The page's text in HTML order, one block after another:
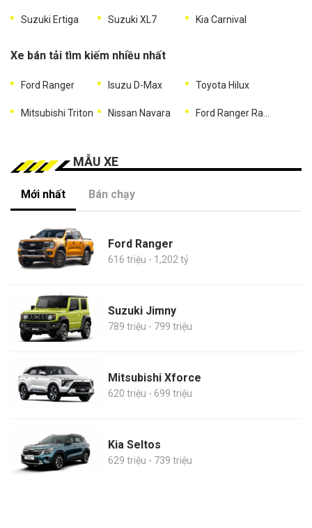
Suzuki Ertiga Suzuki XL7 Kia Carnival
Xe bán tải tìm kiếm nhiều nhất
Ford Ranger Isuzu D-Max Toyota Hilux
Mitsubishi Triton Nissan Navara
MẪU XE
Mới nhất Bán chạy
Ford Ranger
616 triệu - 1,202 tỷ
Suzuki Jimny
789 triệu - 799 triệu
Mitsubishi Xforce
620 triệu - 699 triệu
Kia Seltos
629 triệu - 739 triệu